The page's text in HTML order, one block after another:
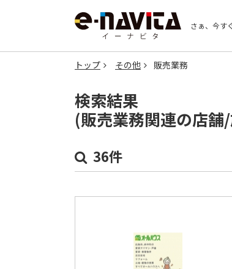
さぁ、今す
トップ その他 販売業務
検索結果
(販売業務関連の店舗/
36件